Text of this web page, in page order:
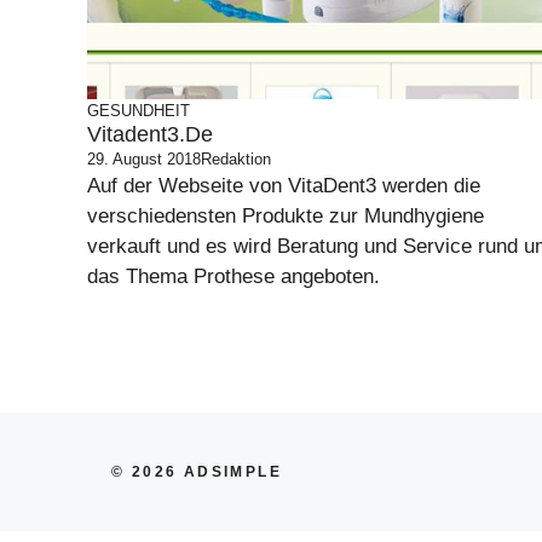
GESUNDHEIT
Vitadent3.de
29. August 2018Redaktion
Auf der Webseite von VitaDent3 werden die
verschiedensten Produkte zur Mundhygiene
verkauft und es wird Beratung und Service rund
das Thema Prothese angeboten.
© 2026 ADSIMPLE